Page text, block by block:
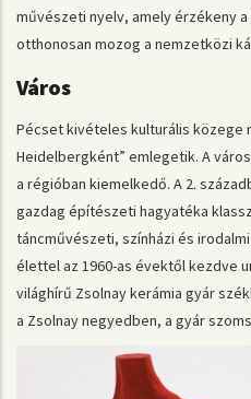
művészeti nyelv, amely érzékeny
otthonosan mozog a nemzetközi
Város
Pécset kivételes kulturális közege
Heidelbergként” emlegetik. A
a régióban kiemelkedő. A 2.
gazdag építészeti hagyatéka
táncművészeti, színházi és
élettel az 1960-as évektől kezdve
világhírű Zsolnay kerámia gyár
a Zsolnay negyedben, a gyár